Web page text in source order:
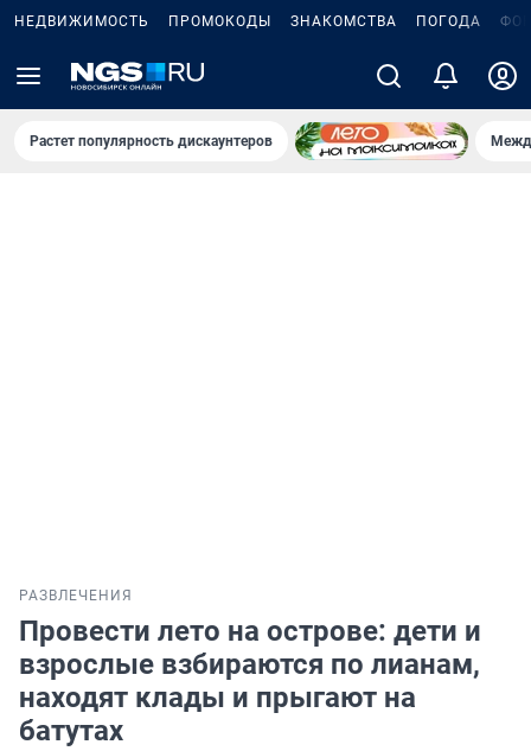
НЕДВИЖИМОСТЬ ПРОМОКОДЫ ЗНАКОМСТВА ПОГОДА
Растет популярность дискаунтеров
РАЗВЛЕЧЕНИЯ
Провести лето на острове: дети и
взрослые взбираются по лианам,
находят клады и прыгают на
батутах